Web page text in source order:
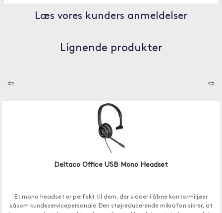
Læs vores kunders anmeldelser
Lignende produkter
⇦ ⇨
Deltaco Office USB Mono Headset
Et mono headset er perfekt til dem, der sidder i åbne kontormiljøer
såsom kundeservicepersonale. Den støjreducerende mikrofon sikrer, at